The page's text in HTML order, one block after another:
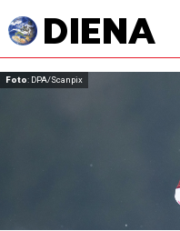
Foto: DPA/Scanpix